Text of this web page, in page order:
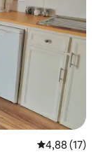
5 üzerinden
4,88 (17)